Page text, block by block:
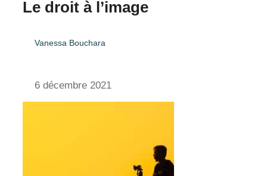
Le droit à l’image
Vanessa Bouchara
6 décembre 2021